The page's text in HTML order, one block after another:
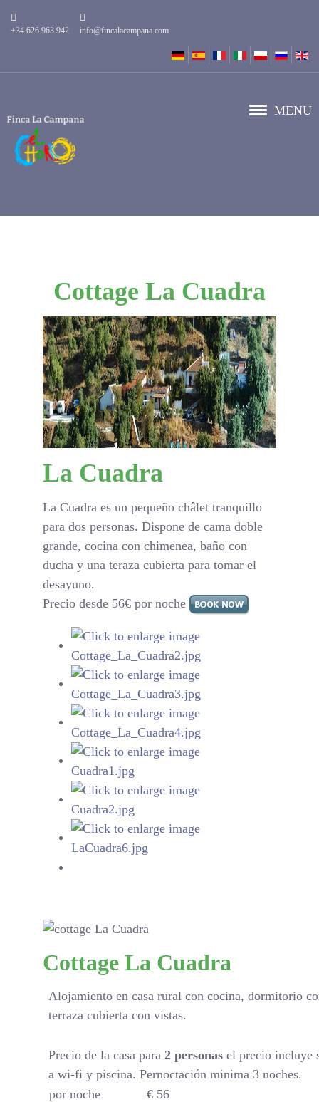
+34 626 963 942 info@fincalacampana.com
MENU
Cottage La Cuadra
La Cuadra
La Cuadra es un pequeño châlet tranquillo
para dos personas. Dispone de cama doble
grande, cocina con chimenea, baño con
ducha y una teraza cubierta para tomar el
desayuno.
Precio desde 56€ por noche
Cottage La Cuadra
Alojamiento en casa rural con cocina, dormitorio
terraza cubierta con vistas.
Precio de la casa para 2 personas el precio incluye
a wi-fi y piscina. Pernoctación minima 3 noches.
por noche
€ 56